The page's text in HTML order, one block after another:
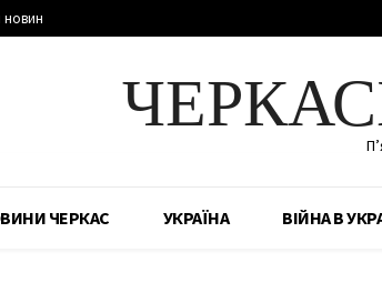
новин
ЧЕРКАС УКРАЇНА ВІЙНА В